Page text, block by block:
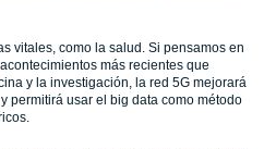
vitales, como la salud. Si pensamos en
más recientes que
y la investigación, la red 5G mejorará
permitirá usar el big data como método